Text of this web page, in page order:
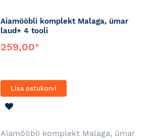
Aiamööbli komplekt Malaga, ümar
laud+ 4 tooli
259,00€
Lisa ostukorvi
Aiamööbli komplekt Malaga, ümar